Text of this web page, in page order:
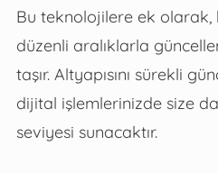
Bu teknolojilere ek olarak,
düzenli aralıklarla
taşır. Altyapısını sürekli
dijital işlemlerinizde size
seviyesi sunacaktır.